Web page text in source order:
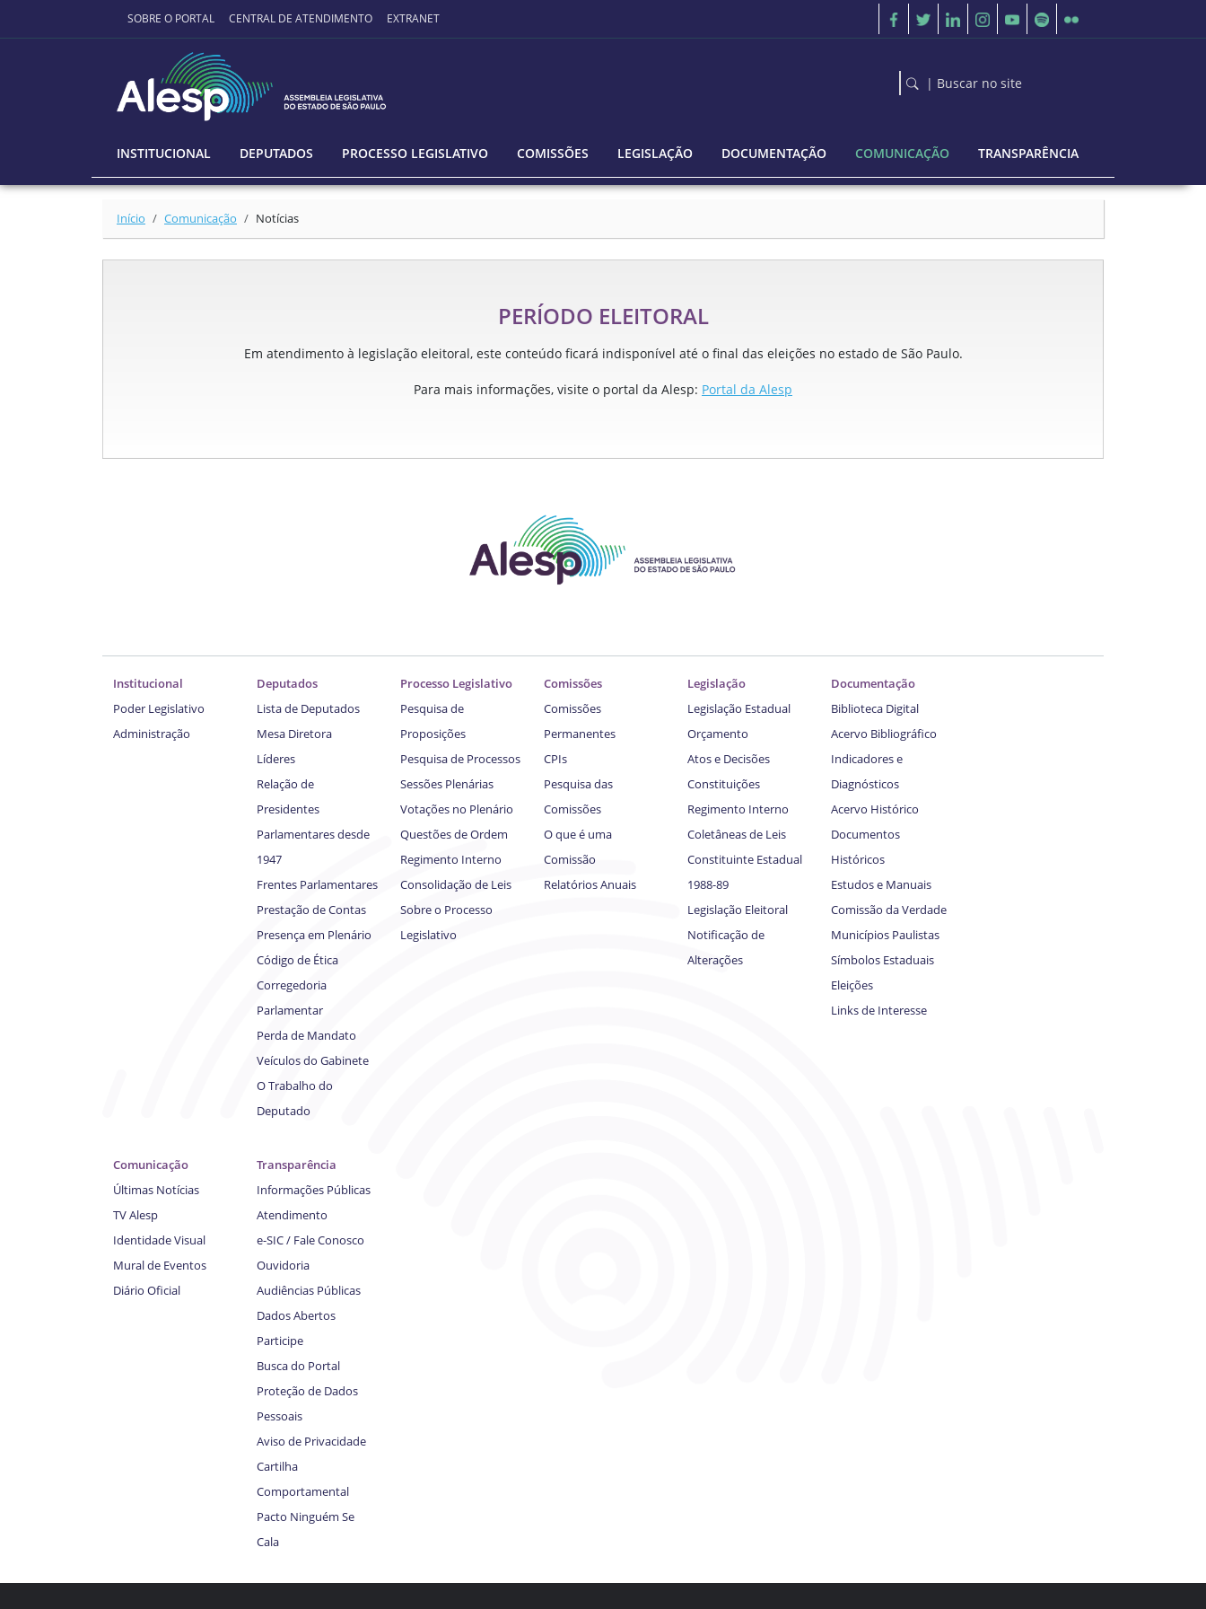
Ir para o conteúdo principal
SOBRE O PORTAL CENTRAL DE ATENDIMENTO EXTRANET
| Buscar no site
INSTITUCIONAL DEPUTADOS PROCESSO LEGISLATIVO COMISSÕES LEGISLAÇÃO DOCUMENTAÇÃO COMUNICAÇÃO TRANSPARÊNCIA
Início Comunicação Notícias
PERÍODO ELEITORAL
Em atendimento à legislação eleitoral, este conteúdo ficará indisponível até o final das eleições no estado de São Paulo.
Para mais informações, visite o portal da Alesp: Portal da Alesp
Institucional
Poder Legislativo
Administração
Deputados
Lista de Deputados
Mesa Diretora
Líderes
Relação de
Presidentes
Parlamentares desde
1947
Frentes Parlamentares
Prestação de Contas
Presença em Plenário
Código de Ética
Corregedoria
Parlamentar
Perda de Mandato
Veículos do Gabinete
O Trabalho do
Deputado
Processo Legislativo
Pesquisa de
Proposições
Pesquisa de Processos
Sessões Plenárias
Votações no Plenário
Questões de Ordem
Regimento Interno
Consolidação de Leis
Sobre o Processo
Legislativo
Comissões
Comissões
Permanentes
CPIs
Pesquisa das
Comissões
O que é uma
Comissão
Relatórios Anuais
Legislação
Legislação Estadual
Orçamento
Atos e Decisões
Constituições
Regimento Interno
Coletâneas de Leis
Constituinte Estadual
1988-89
Legislação Eleitoral
Notificação de
Alterações
Documentação
Biblioteca Digital
Acervo Bibliográfico
Indicadores e
Diagnósticos
Acervo Histórico
Documentos
Históricos
Estudos e Manuais
Comissão da Verdade
Municípios Paulistas
Símbolos Estaduais
Eleições
Links de Interesse
Comunicação
Últimas Notícias
TV Alesp
Identidade Visual
Mural de Eventos
Diário Oficial
Transparência
Informações Públicas
Atendimento
e-SIC / Fale Conosco
Ouvidoria
Audiências Públicas
Dados Abertos
Participe
Busca do Portal
Proteção de Dados
Pessoais
Aviso de Privacidade
Cartilha
Comportamental
Pacto Ninguém Se
Cala